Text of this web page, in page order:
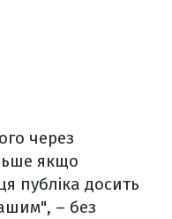
через
якщо
публіка досить
– без